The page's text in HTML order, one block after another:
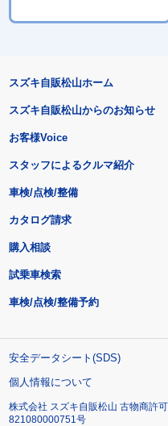
スズキ自販松山ホーム
スズキ自販松山からのお知らせ
お客様Voice
スタッフによるクルマ紹介
車検/点検/整備
カタログ請求
購入相談
試乗車検索
車検/点検/整備予約
安全データシート(SDS)
個人情報について
株式会社 スズキ自販松山 古物商許
821080000751号